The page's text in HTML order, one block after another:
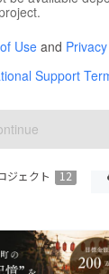
アート・写真
テクノロジー・ガ
映像・映画
ビジネス・起業
まちづくり・地
Use and
Support
ジェクト 12